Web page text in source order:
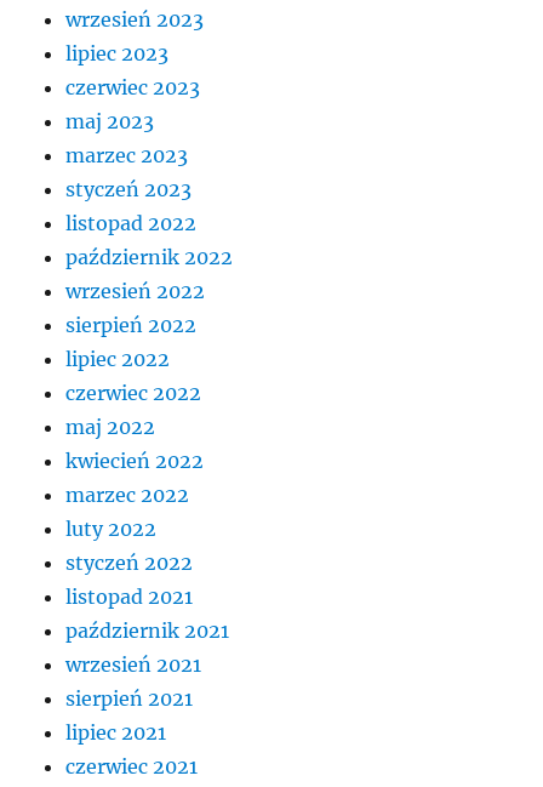
wrzesień 2023
lipiec 2023
czerwiec 2023
maj 2023
marzec 2023
styczeń 2023
listopad 2022
październik 2022
wrzesień 2022
sierpień 2022
lipiec 2022
czerwiec 2022
maj 2022
kwiecień 2022
marzec 2022
luty 2022
styczeń 2022
listopad 2021
październik 2021
wrzesień 2021
sierpień 2021
lipiec 2021
czerwiec 2021